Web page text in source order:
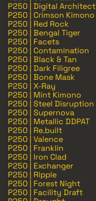
P250 | Digital Architect
P250 | Crimson Kimono
P250 | Red Rock
P250 | Bengal Tiger
P250 | Facets
P250 | Contamination
P250 | Black & Tan
P250 | Dark Filigree
P250 | Bone Mask
P250 | X-Ray
P250 | Mint Kimono
P250 | Steel Disruption
P250 | Supernova
P250 | Metallic DDPAT
P250 | Re.built
P250 | Valence
P250 | Franklin
P250 | Iron Clad
P250 | Exchanger
P250 | Ripple
P250 | Forest Night
P250 | Facility Draft